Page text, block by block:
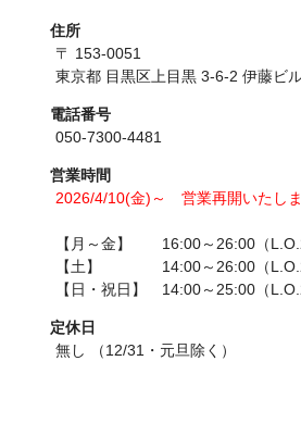
住所
〒 153-0051
東京都 目黒区上目黒 3-6-2 伊藤ビ
電話番号
050-7300-4481
営業時間
2026/4/10(金)～ 営業再開いたしま
【月～金】 16:00～26:00（
【土】 14:00～26:00（
【日・祝日】 14:00～25:00（
定休日
無し （12/31・元旦除く）